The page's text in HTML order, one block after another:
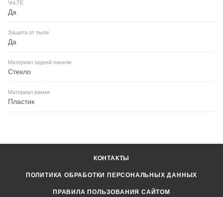
VoLTE
Да
Защита от пыли
Да
Материал задней панели
Стекло
Материал рамки
Пластик
КОНТАКТЫ
ПОЛИТИКА ОБРАБОТКИ ПЕРСОНАЛЬНЫХ ДАННЫХ
ПРАВИЛА ПОЛЬЗОВАНИЯ САЙТОМ